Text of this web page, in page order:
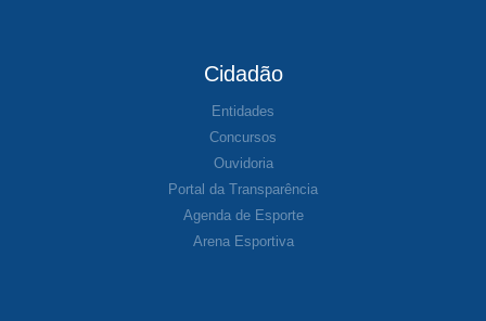
Cidadão
Entidades
Concursos
Ouvidoria
Portal da Transparência
Agenda de Esporte
Arena Esportiva